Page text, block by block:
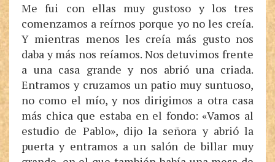
Me fui con ellas muy gustoso y los tres
comenzamos a reírnos porque yo no les creía.
Y mientras menos les creía más gusto nos
daba y más nos reíamos. Nos detuvimos frente
a una casa grande y nos abrió una criada.
Entramos y cruzamos un patio muy suntuoso,
no como el mío, y nos dirigimos a otra casa
más chica que estaba en el fondo: «Vamos al
estudio de Pablo», dijo la señora y abrió la
puerta y entramos a un salón de billar muy